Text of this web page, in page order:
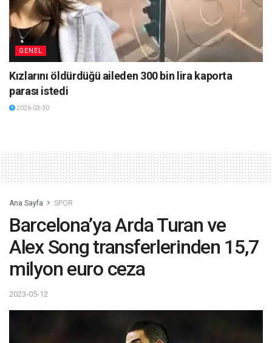
GENEL
Kızlarını öldürdüğü aileden 300 bin lira kaporta
parası istedi
2026-03-30
Ana Sayfa SPOR
Barcelona’ya Arda Turan ve
Alex Song transferlerinden 15,7
milyon euro ceza
2023-05-12